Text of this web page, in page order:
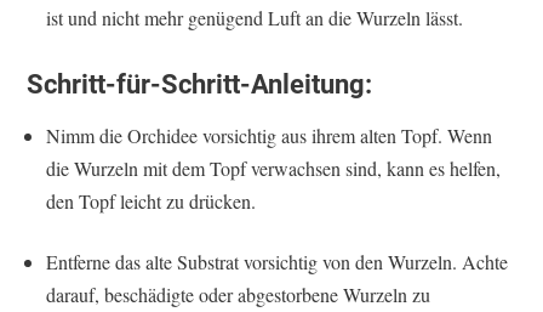
ist und nicht mehr genügend Luft an die Wurzeln lässt.
Schritt-für-Schritt-Anleitung:
Nimm die Orchidee vorsichtig aus ihrem alten Topf. Wenn
die Wurzeln mit dem Topf verwachsen sind, kann es helfen,
den Topf leicht zu drücken.
Entferne das alte Substrat vorsichtig von den Wurzeln. Achte
darauf, beschädigte oder abgestorbene Wurzeln zu